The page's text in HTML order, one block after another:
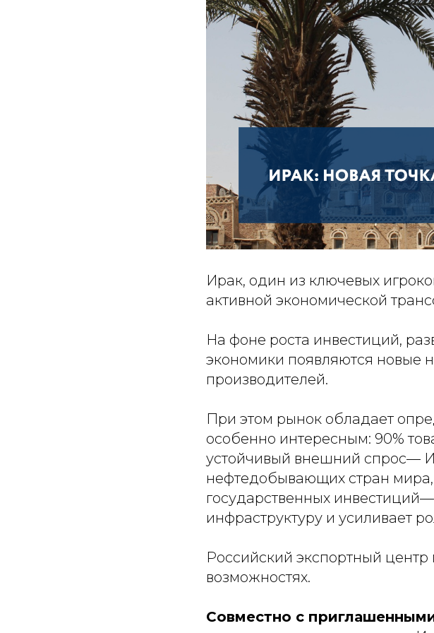
Ирак, один из ключевых
активной экономической
На фоне роста инвестиций,
экономики появляются новые
производителей.
При этом рынок обладает
особенно интересным: 90%
устойчивый внешний спрос—
нефтедобывающих стран мира,
государственных
инфраструктуру и усиливает
Российский экспортный
возможностях.
Совместно с